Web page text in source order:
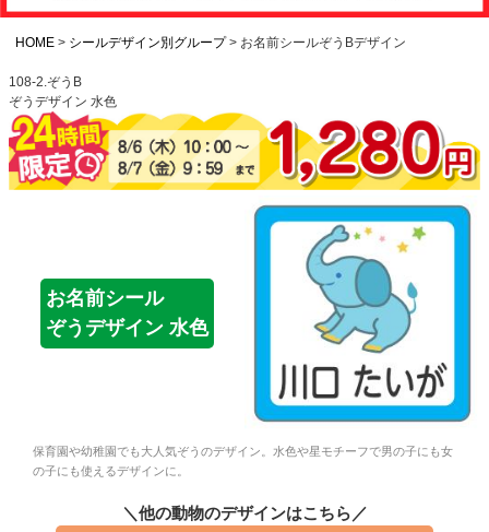
て
について
よくある質問
商品ガイド
会社概要
お問い合わせ
らせ
HOME シールデザイン別グループ お名前シールぞうBデザイン
108-2.ぞうB
ぞうデザイン 水色
お名前シール
ぞうデザイン 水色
保育園や幼稚園でも大人気ぞうのデザイン。水色や星モチーフで男の子にも女
の子にも使えるデザインに。
＼他の動物のデザインはこちら／